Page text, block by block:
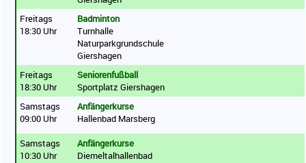
Freitags
18:30 Uhr
Badminton
Turnhalle
Naturparkgrundschule
Giershagen
Freitags
18:30 Uhr
Seniorenfußball
Sportplatz Giershagen
Samstags
09:00 Uhr
Anfängerkurse
Hallenbad Marsberg
Samstags
10:30 Uhr
Anfängerkurse
Diemeltalhallenbad